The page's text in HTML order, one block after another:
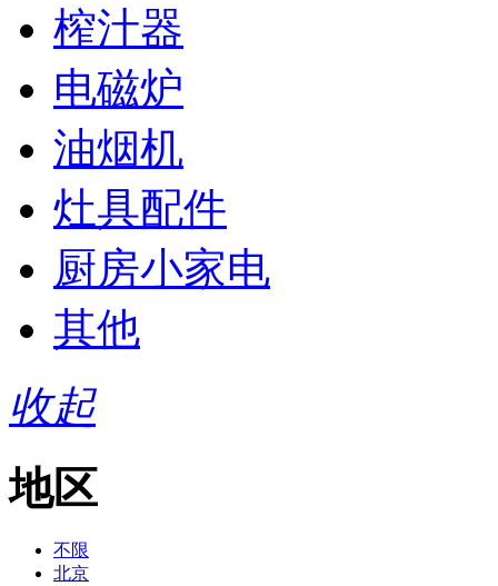
榨汁器
电磁炉
油烟机
灶具配件
厨房小家电
其他
收起
地区
不限
北京